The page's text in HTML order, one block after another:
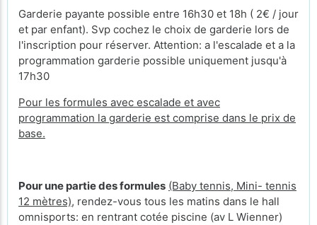
Garderie payante possible entre 16h30 et 18h ( 2€ / jour
et par enfant). Svp cochez le choix de garderie lors de
l'inscription pour réserver. Attention: a l'escalade et a la
programmation garderie possible uniquement jusqu'à
17h30
Pour les formules avec escalade et avec
programmation la garderie est comprise dans le prix de
base.
Pour une partie des formules (Baby tennis, Mini- tennis
12 mètres), rendez-vous tous les matins dans le hall
omnisports: en rentrant cotée piscine (av L Wienner)